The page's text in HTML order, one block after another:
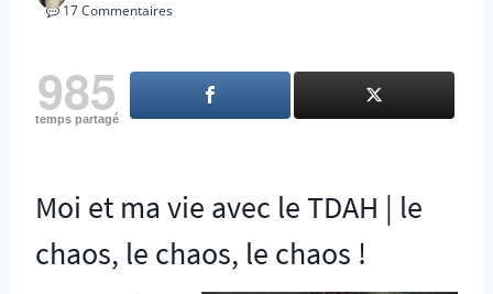
17 Commentaires
985
temps partagé
Moi et ma vie avec le TDAH | le
chaos, le chaos, le chaos !